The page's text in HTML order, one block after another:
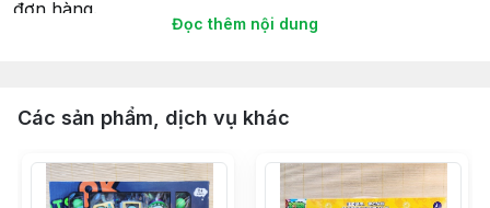
đơn hàng.
- Tất cả các sản phẩm gửi đi, Shop sẽ lắp đầy đủ pin
món đồ chơi khi gửi hàng giao cho Khách hàng của
- Thời gian giao hàng sẽ theo như cam kết của Sàn
TMĐT nên Bạn vui lòng đọc kỹ thông tin về Giao hàng
Đọc thêm nội dung
Các sản phẩm, dịch vụ khác